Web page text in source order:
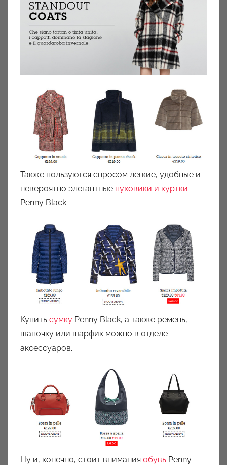
Также пользуются спросом легкие, удобные и
невероятно элегантные пуховики и куртки
Penny Black.
Купить сумку Penny Black, а также ремень,
шапочку или шарфик можно в отделе
аксессуаров.
Ну и, конечно, стоит внимания обувь Penny